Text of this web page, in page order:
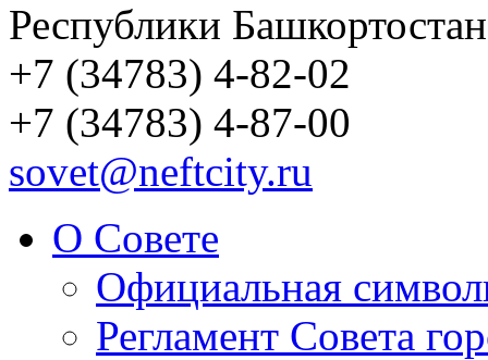
Республики Башкортостан
+7 (34783) 4-82-02
+7 (34783) 4-87-00
sovet@neftcity.ru
О Совете
Официальная
Регламент Совета